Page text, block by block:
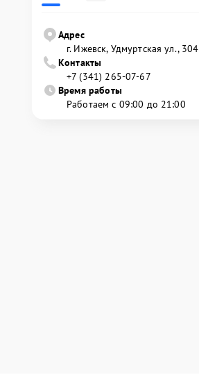
Адрес
г. Ижевск, Удмуртская ул., 304
Контакты
+7 (341) 265-07-67
Время работы
Работаем с 09:00 до 21:00